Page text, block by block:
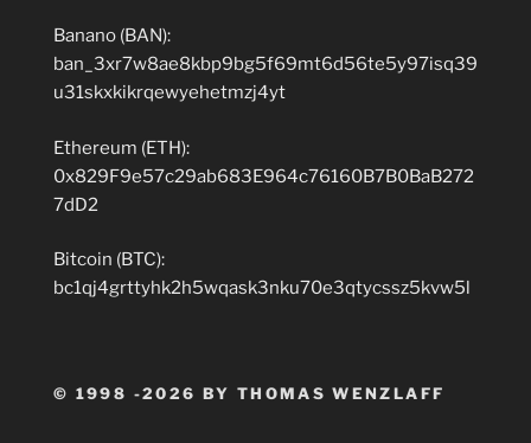
Banano (BAN):
ban_3xr7w8ae8kbp9bg5f69mt6d56te5y97isq39
u31skxkikrqewyehetmzj4yt
Ethereum (ETH):
0x829F9e57c29ab683E964c76160B7B0BaB272
7dD2
Bitcoin (BTC):
bc1qj4grttyhk2h5wqask3nku70e3qtycssz5kvw5l
© 1998 -2026 BY THOMAS WENZLAFF